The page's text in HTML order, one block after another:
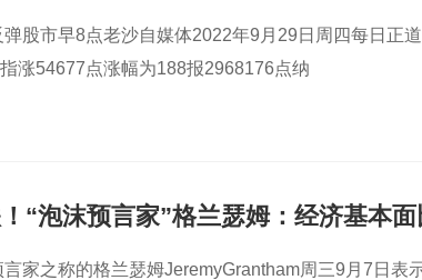
股市早8点老沙自媒体2022年9月29日周四每日正
涨54677点涨幅为188报2968176点纳
“泡沫预言家”格兰瑟姆：经济基本面
家之称的格兰瑟姆JeremyGrantham周三9月7日表